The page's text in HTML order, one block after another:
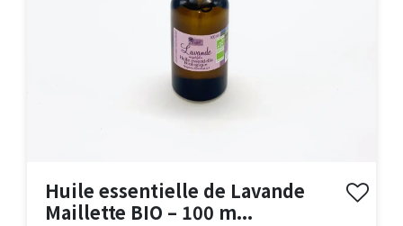
Huile essentielle de Lavande
Maillette BIO – 100 m...